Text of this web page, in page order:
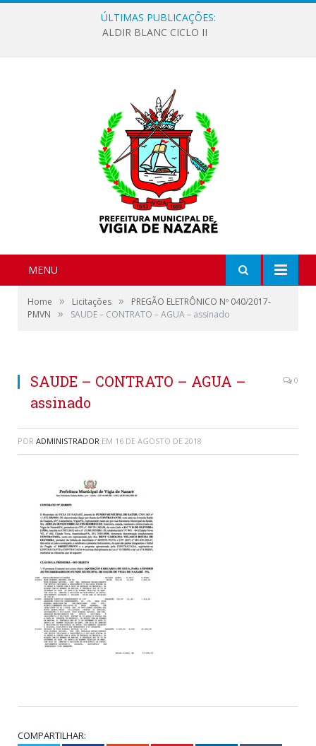
ÚLTIMAS PUBLICAÇÕES:
ALDIR BLANC CICLO II
MENU
Home » Licitações »
PREGÃO ELETRÔNICO Nº 040/2017-
PMVN
» SAUDE – CONTRATO – AGUA – assinado
SAUDE – CONTRATO – AGUA –
assinado
0
POR ADMINISTRADOR EM 16 DE AGOSTO DE 2018
COMPARTILHAR: